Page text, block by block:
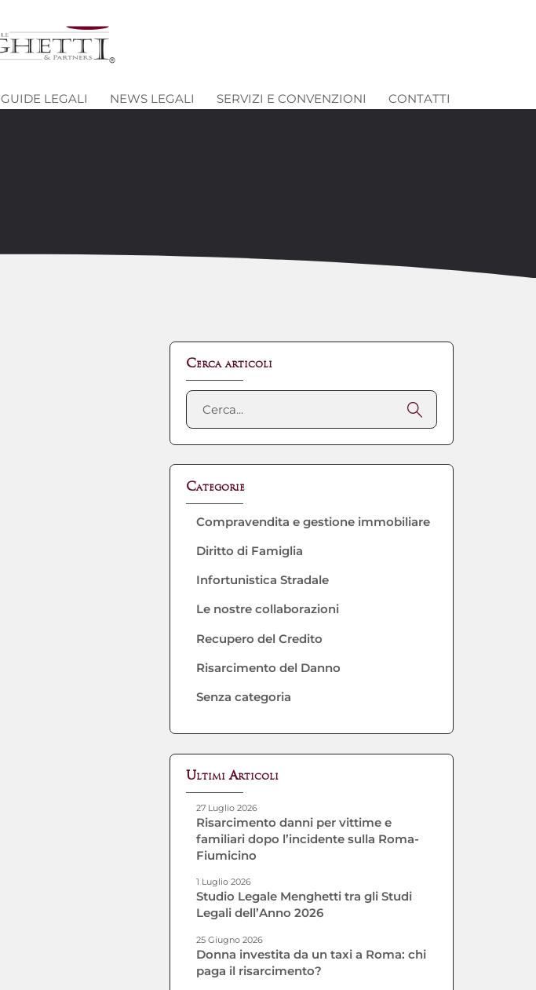
GUIDE LEGALI NEWS LEGALI SERVIZI E CONVENZIONI CONTATTI
Cerca articoli
Categorie
Compravendita e gestione immobiliare
Diritto di Famiglia
Infortunistica Stradale
Le nostre collaborazioni
Recupero del Credito
Risarcimento del Danno
Senza categoria
Ultimi Articoli
Risarcimento danni per vittime e
familiari dopo l’incidente sulla Roma-
Fiumicino
27 Luglio 2026
Studio Legale Menghetti tra gli Studi
Legali dell’Anno 2026
1 Luglio 2026
Donna investita da un taxi a Roma: chi
paga il risarcimento?
25 Giugno 2026